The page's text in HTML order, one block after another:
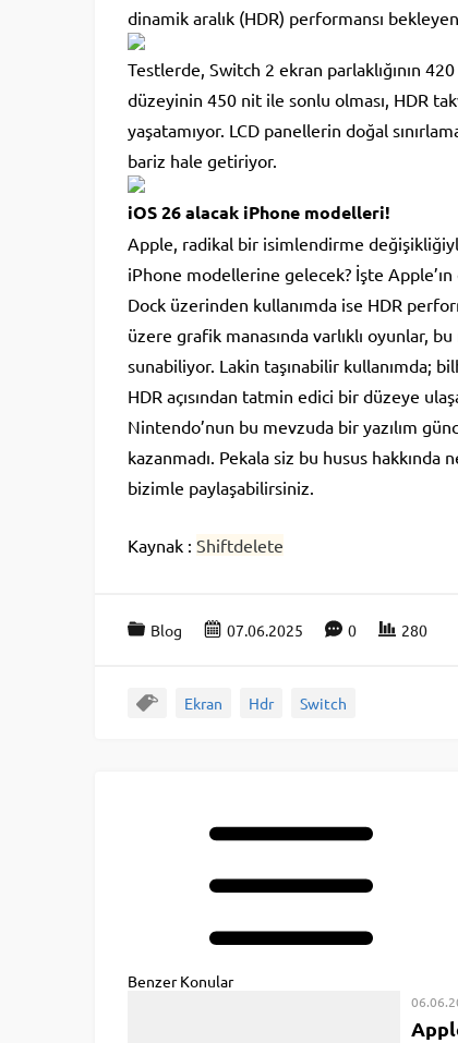
dinamik aralık (HDR) performansı
Testlerde, Switch 2 ekran parlaklığının
düzeyinin 450 nit ile sonlu olması, HDR
yaşatamıyor. LCD panellerin doğal
bariz hale getiriyor.
iOS 26 alacak iPhone modelleri!
Apple, radikal bir isimlendirme
iPhone modellerine gelecek? İşte
Dock üzerinden kullanımda ise HDR
üzere grafik manasında varlıklı oyunlar,
sunabiliyor. Lakin taşınabilir kullanımda;
HDR açısından tatmin edici bir düzeye
Nintendo’nun bu mevzuda bir yazılım
kazanmadı. Pekala siz bu husus hakkında
bizimle paylaşabilirsiniz.
Kaynak : Shiftdelete
Blog 07.06.2025 0 280
Ekran Hdr Switch
Benzer Konular